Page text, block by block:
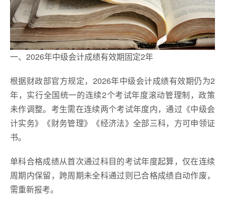
一、2026年中级会计成绩有效期固定2年
根据财政部官方规定，2026年中级会计成绩有效期仍为2
年，实行全国统一的连续2个考试年度滚动管理制，政策
未作调整。考生需在连续两个考试年度内，通过《中级会
计实务》《财务管理》《经济法》全部三科，方可申领证
书。
单科合格成绩从首次通过科目的考试年度起算，仅在连续
周期内保留，跨周期未全科通过则已合格成绩自动作废，
需重新报考。